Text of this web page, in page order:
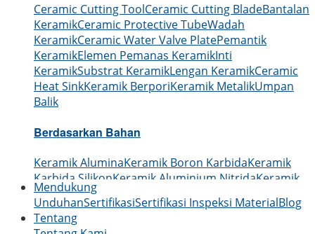
Ceramic Cutting ToolCeramic Cutting BladeBantalan
KeramikCeramic Protective TubeWadah
KeramikCeramic Water Valve PlatePemantik
KeramikElemen Pemanas KeramikInti
KeramikSubstrat KeramikLengan KeramikCeramic
Heat SinkKeramik BerporiKeramik MetalikUmpan
Balik
Berdasarkan Bahan
Keramik AluminaKeramik Boron KarbidaKeramik
Karbida SilikonKeramik Aluminium NitridaKeramik
Silikon Nitrida
Keramik Zirkonia
Keramik Boron
NitridaKeramik Berilium Oksida
Mendukung
UnduhanSertifikasiSertifikasi Inspeksi MaterialBlog
Tentang